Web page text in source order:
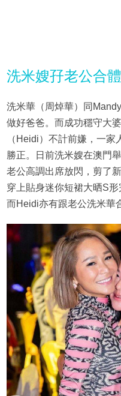
洗米嫂孖老公合
洗米華（周焯華）同
做好爸爸。而成功穩守大
（Heidi）不計前嫌，一
勝正。日前洗米嫂在澳門
老公高調出席放閃，剪了
穿上貼身迷你短裙大晒S
而Heidi亦有跟老公洗米華